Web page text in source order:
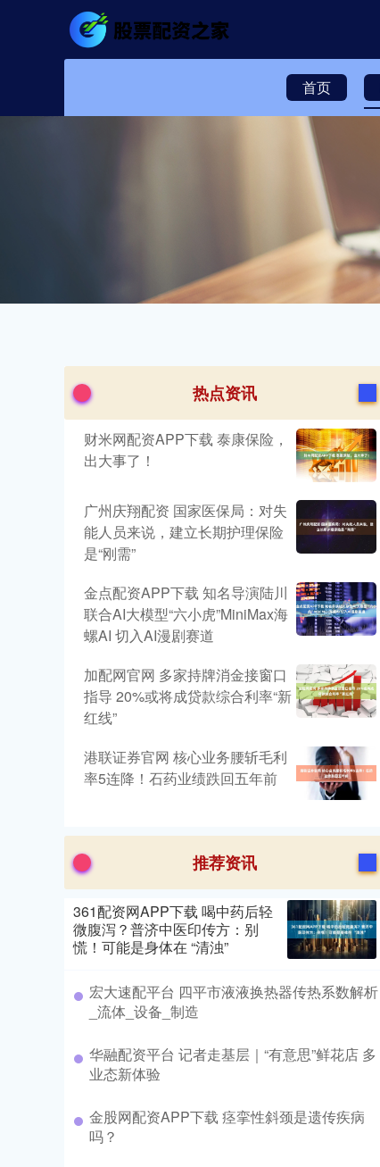
首页
热点资讯
财米网配资APP下载 泰康保险，
出大事了！
广州庆翔配资 国家医保局：对失
能人员来说，建立长期护理保险
是“刚需”
金点配资APP下载 知名导演陆川
联合AI大模型“六小虎”MiniMax海
螺AI 切入AI漫剧赛道
加配网官网 多家持牌消金接窗口
指导 20%或将成贷款综合利率“新
红线”
港联证券官网 核心业务腰斩毛利
率5连降！石药业绩跌回五年前
推荐资讯
361配资网APP下载 喝中药后轻
微腹泻？普济中医印传方：别
慌！可能是身体在 “清浊”
宏大速配平台 四平市液液换热器传热系数解析
_流体_设备_制造
华融配资平台 记者走基层｜“有意思”鲜花店 多
业态新体验
金股网配资APP下载 痉挛性斜颈是遗传疾病
吗？